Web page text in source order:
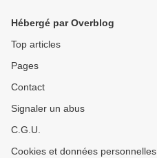
Hébergé par Overblog
Top articles
Pages
Contact
Signaler un abus
C.G.U.
Cookies et données personnelles